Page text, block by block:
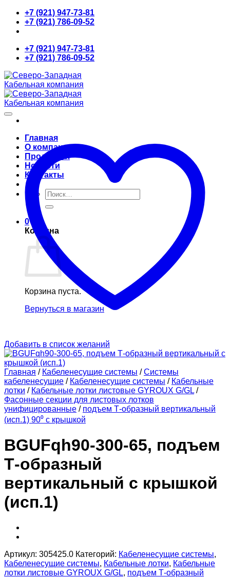
Skip
content
+7 (921) 947-73-81
+7 (921) 786-09-52
+7 (921) 947-73-81
+7 (921) 786-09-52
Главная
О компании
Продукция
Новости
Контакты
Искать:
0
Корзина
Корзина пуста.
Вернуться в магазин
Добавить в список желаний
Главная / Кабеленесущие системы / Системы
кабеленесущие / Кабеленесущие системы / Кабельные
лотки / Кабельные лотки листовые GYROUX G/GL /
Фасонные секции для листовых лотков
унифицированные / подъем Т-образный вертикальный
(исп.1) 90⁰ с крышкой
BGUFqh90-300-65, подъем
Т-образный
вертикальный с крышкой
(исп.1)
Артикул: 305425.0 Категорий: Кабеленесущие системы,
Кабеленесущие системы, Кабельные лотки, Кабельные
лотки листовые GYROUX G/GL, подъем Т-образный